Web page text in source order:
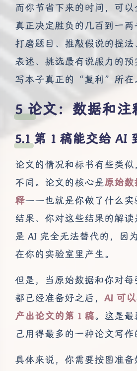
而你节省下来的时间，可
真正决定胜负的几百到一
打磨题目、推敲假说的提法
表述、挑选最有说服力的
写本子真正的“复利”所在
论文：数据和注
第 1 稿能交给 AI
论文的情况和标书有些类似
不同。论文的核心是原始数
释——也就是你做了什么实
结果、你对这些结果的解
是 AI 完全无法替代的，因
在你的实验室里产生。
但是，当原始数据和你对
都已经准备好之后， AI 可
产出论文的第 1 稿。这是最
己用得最多的一种论文写作
具体来说，你需要按图准